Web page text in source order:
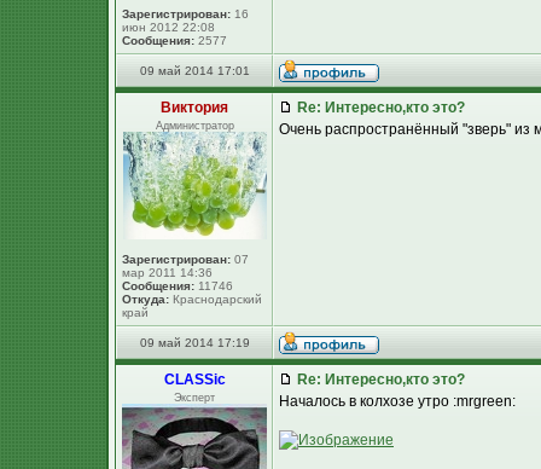
Зарегистрирован: 16
июн 2012 22:08
Сообщения: 2577
09 май 2014 17:01
Виктория
Администратор
Зарегистрирован: 07
мар 2011 14:36
Сообщения: 11746
Откуда: Краснодарский
край
Re: Интересно,кто это?
Очень распространённый "зверь" из
09 май 2014 17:19
CLASSic
Эксперт
Re: Интересно,кто это?
Началось в колхозе утро :mrgreen: